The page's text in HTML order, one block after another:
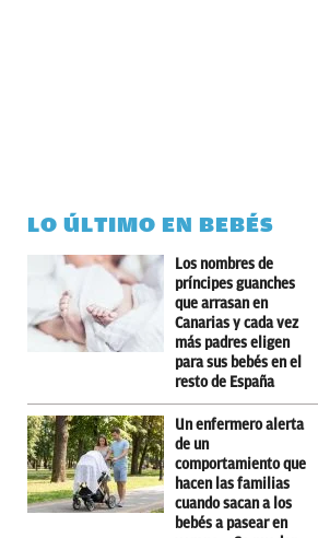
LO ÚLTIMO EN BEBÉS
Los nombres de
príncipes guanches
que arrasan en
Canarias y cada vez
más padres eligen
para sus bebés en el
resto de España
Un enfermero alerta
de un
comportamiento que
hacen las familias
cuando sacan a los
bebés a pasear en